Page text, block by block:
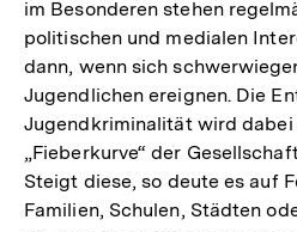
im Besonderen stehen
politischen und medialen
dann, wenn sich
Jugendlichen ereignen. Die
Jugendkriminalität wird dabei
„Fieberkurve“ der
Steigt diese, so deute es auf
Familien, Schulen, Städten